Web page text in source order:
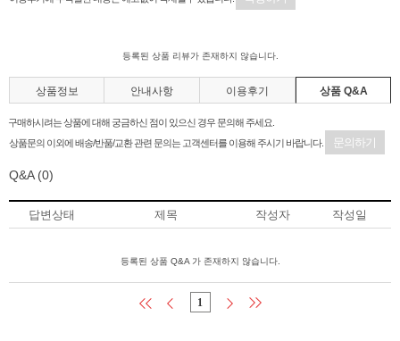
등록된 상품 리뷰가 존재하지 않습니다.
상품정보 안내사항 이용후기 상품 Q&A
구매하시려는 상품에 대해 궁금하신 점이 있으신 경우 문의해 주세요.
상품문의 이외에 배송/반품/교환 관련 문의는 고객센터를 이용해 주시기 바랍니다.
문의하기
Q&A (0)
답변상태 제목 작성자 작성일
등록된 상품 Q&A 가 존재하지 않습니다.
1